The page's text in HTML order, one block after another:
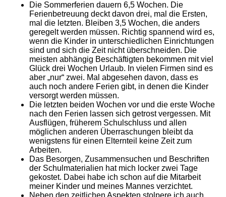
Die Sommerferien dauern 6,5 Wochen. Die
Ferienbetreuung deckt davon drei, mal die Ersten,
mal die letzten. Bleiben 3,5 Wochen, die anders
geregelt werden müssen. Richtig spannend wird es,
wenn die Kinder in unterschiedlichen Einrichtungen
sind und sich die Zeit nicht überschneiden. Die
meisten abhängig Beschäftigten bekommen mit viel
Glück drei Wochen Urlaub. In vielen Firmen sind es
aber „nur“ zwei. Mal abgesehen davon, dass es
auch noch andere Ferien gibt, in denen die Kinder
versorgt werden müssen.
Die letzten beiden Wochen vor und die erste Woche
nach den Ferien lassen sich getrost vergessen. Mit
Ausflügen, früherem Schulschluss und allen
möglichen anderen Überraschungen bleibt da
wenigstens für einen Elternteil keine Zeit zum
Arbeiten.
Das Besorgen, Zusammensuchen und Beschriften
der Schulmaterialien hat mich locker zwei Tage
gekostet. Dabei habe ich schon auf die Mitarbeit
meiner Kinder und meines Mannes verzichtet.
Neben den zeitlichen Aspekten stolpere ich auch